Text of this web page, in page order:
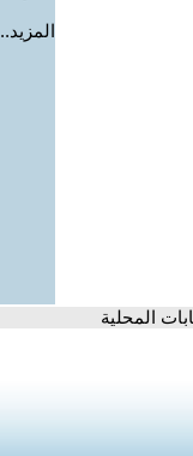
المحلية